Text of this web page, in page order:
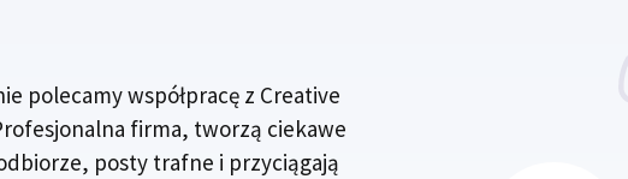
polecamy współpracę z Creative
firma, tworzą ciekawe
posty trafne i przyciągają